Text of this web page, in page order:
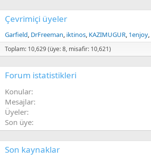
Çevrimiçi üyeler
Garfield DrFreeman iktinos KAZIMUGUR 1enjoy
Toplam: 10,629 (üye: 8, misafir: 10,621)
Forum istatistikleri
Konular
Mesajlar
Üyeler
Son üye
Son kaynaklar